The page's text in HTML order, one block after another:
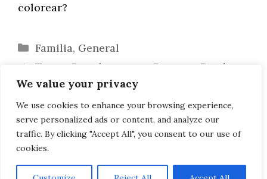
We value your privacy
We use cookies to enhance your browsing experience,
serve personalized ads or content, and analyze our
traffic. By clicking "Accept All", you consent to our use of
cookies.
colorear?
Categorías
Familia, General
Temas Populares para Decorar: Desde
Disney hasta la Naturaleza y las Estrellas
Ideas Creativas para un Árbol de Navidad
DIY con Materiales Reciclados